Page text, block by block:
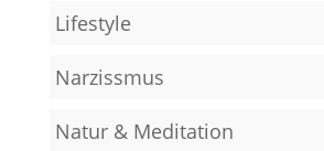
Lifestyle
Narzissmus
Natur & Meditation